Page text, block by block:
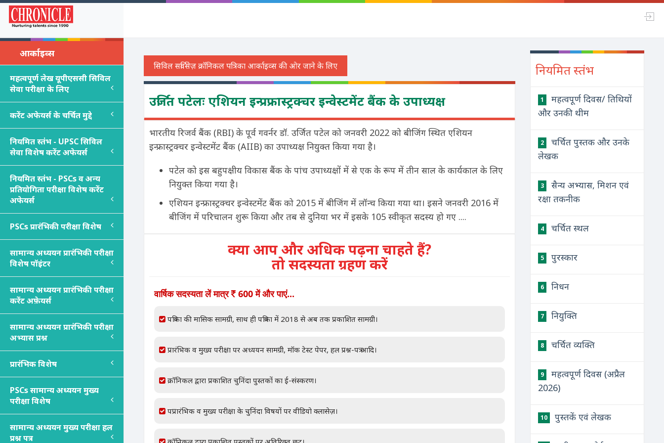
आर्काइव्स
महत्वपूर्ण लेख यूपीएससी सिविल
सेवा परीक्षा के लिए
करेंट अफेयर्स के चर्चित मुद्दे
नियमित स्तंभ - UPSC सिविल
सेवा विशेष करेंट अफेयर्स
नियमित स्तंभ - PSCsव अन्य
प्रतियोगिता परीक्षा विशेष करेंट
अफेयर्स
PSCsप्रारंभिकी परीक्षा विशेष
सामान्य अध्ययन प्रारंभिकी परीक्षा
विशेष पॉइंटर
सामान्य अध्ययन प्रारंभिकी परीक्षा
करेंट अफ़ेयर्स
सामान्य अध्ययन प्रारंभिकी परीक्षा
अभ्यास प्रश्न
प्रारंभिक विशेष
PSCsसामान्य अध्ययन मुख्य
परीक्षा विशेष
सामान्य अध्ययन मुख्य परीक्षा हल
प्रश्न पत्र
उर्जित पटेलः एशियन इन्प्रफ्रास्ट्रक्चर इन्वेस्टमेंट बैंक के उपाध्यक्ष
भारतीय रिजर्व बैंक (RBI) के पूर्व गवर्नर डॉ. उर्जित पटेल को जनवरी 2022 को बीजिंग स्थित एशियन
इन्फ्रास्ट्रक्चर इन्वेस्टमेंट बैंक (AIIB) का उपाध्यक्ष नियुक्त किया गया है।
पटेल को इस बहुपक्षीय विकास बैंक के पांच उपाध्यक्षों में से एक के रूप में तीन साल के कार्यकाल के लिए
नियुक्त किया गया है।
एशियन इन्फ्रास्ट्रक्चर इन्वेस्टमेंट बैंक को 2015 में बीजिंग में लॉन्च किया गया था। इसने जनवरी 2016 में
बीजिंग में परिचालन शुरू किया और तब से दुनिया भर में इसके 105 स्वीकृत सदस्य हो गए ....
क्या आप और अधिक पढ़ना चाहते हैं?
तो सदस्यता ग्रहण करें
वार्षिक सदस्यता लें मात्र 600 में और पाएं...
पत्रिका की मासिक सामग्री, साथ ही पत्रिका में 2018 से अब तक प्रकाशित सामग्री।
प्रारंभिक व मुख्य परीक्षा पर अध्ययन सामग्री, मॉक टेस्ट पेपर, हल प्रश्न-पत्र आदि।
क्रॉनिकल द्वारा प्रकाशित चुनिंदा पुस्तकों का ई-संस्करण।
पप्रारंभिक व मुख्य परीक्षा के चुनिंदा विषयों पर वीडियो क्लासेज़।
नियमित स्तंभ
1
महत्वपूर्ण दिवस/ तिथियों
और उनकी थीम
2
चर्चित पुस्तक और उनके
लेखक
3
सैन्य अभ्यास, मिशन एवं
रक्षा तकनीक
4 चर्चित स्थल
5 पुरस्कार
6 निधन
7 नियुक्ति
8 चर्चित व्यक्ति
9
महत्वपूर्ण दिवस (अप्रैल
2026)
10 पुस्तकें एवं लेखक